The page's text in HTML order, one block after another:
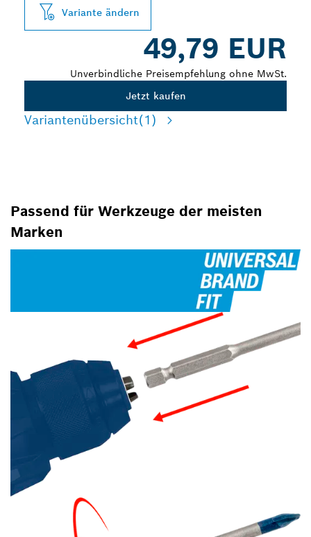
Variante ändern
49,79 EUR
Unverbindliche Preisempfehlung ohne MwSt.
Jetzt kaufen
Variantenübersicht(1)
Passend für Werkzeuge der meisten
Marken